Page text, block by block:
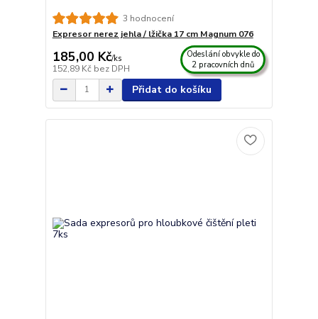
3 hodnocení
Expresor nerez jehla / lžička 17 cm Magnum 076
185,00 Kč/ks
152,89 Kč bez DPH
Odeslání obvykle do
2 pracovních dnů
Přidat do košíku